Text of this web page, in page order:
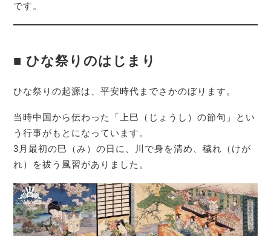
です。
■ ひな祭りのはじまり
ひな祭りの起源は、平安時代までさかのぼります。
当時中国から伝わった「上巳（じょうし）の節句」とい
う行事がもとになっています。
3月最初の巳（み）の日に、川で身を清め、穢れ（けが
れ）を祓う風習がありました。